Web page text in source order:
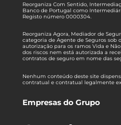
Reorganiza Com Sentido,
Banco de Portugal como
Registo número 0000304.
Reorganiza Agora, Mediador de
categoria de Agente de Seguros sob
autorização para os ramos Vida e
dos riscos nem está autorizada a
contratos de seguro em nome das
Nenhum conteúdo deste site
contratual e contratual legalmente
Empresas do Grupo